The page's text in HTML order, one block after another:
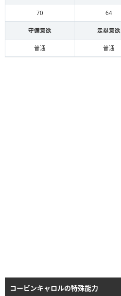
70 64
守備意欲 走塁意欲
普通 普通
コービンキャロルの特殊能力